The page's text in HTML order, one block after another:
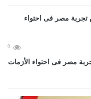
0
مصر فى احتواء الأزمات